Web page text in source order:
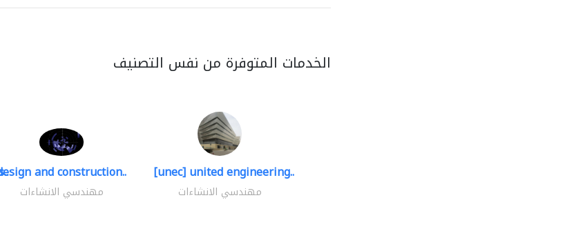
الخدمات المتوفرة من نفس التصنيف
and construction..
مهندسي الانشاءات
[unec] united engineering..
مهندسي الانشاءات